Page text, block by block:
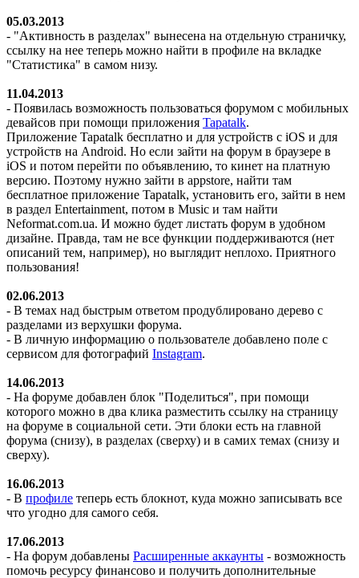
05.03.2013
- "Активность в разделах" вынесена на отдельную страничку,
ссылку на нее теперь можно найти в профиле на вкладке
"Статистика" в самом низу.
11.04.2013
- Появилась возможность пользоваться форумом с мобильных
девайсов при помощи приложения Tapatalk.
Приложение Tapatalk бесплатно и для устройств с iOS и для
устройств на Android. Но если зайти на форум в браузере в
iOS и потом перейти по объявлению, то кинет на платную
версию. Поэтому нужно зайти в appstore, найти там
бесплатное приложение Tapatalk, установить его, зайти в нем
в раздел Entertainment, потом в Music и там найти
Neformat.com.ua. И можно будет листать форум в удобном
дизайне. Правда, там не все функции поддерживаются (нет
описаний тем, например), но выглядит неплохо. Приятного
пользования!
02.06.2013
- В темах над быстрым ответом продублировано дерево с
разделами из верхушки форума.
- В личную информацию о пользователе добавлено поле с
сервисом для фотографий Instagram.
14.06.2013
- На форуме добавлен блок "Поделиться", при помощи
которого можно в два клика разместить ссылку на страницу
на форуме в социальной сети. Эти блоки есть на главной
форума (снизу), в разделах (сверху) и в самих темах (снизу и
сверху).
16.06.2013
- В профиле теперь есть блокнот, куда можно записывать все
что угодно для самого себя.
17.06.2013
- На форум добавлены Расширенные аккаунты - возможность
помочь ресурсу финансово и получить дополнительные